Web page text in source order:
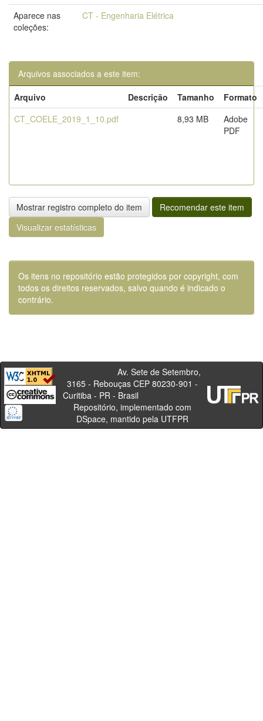
Aparece nas
coleções:
CT - Engenharia Elétrica
Arquivos associados a este item:
Arquivo
Descrição Tamanho
Formato
CT_COELE_2019_1_10.pdf
8,93 MB
Adobe
PDF
Mostrar registro completo do item
Recomendar este item
Visualizar estatísticas
Os itens no repositório estão protegidos por copyright, com
todos os direitos reservados, salvo quando é indicado o
contrário.
Av. Sete de Setembro,
3165 - Rebouças CEP 80230-901 -
Curitiba - PR - Brasil
Repositório, implementado com
DSpace, mantido pela UTFPR